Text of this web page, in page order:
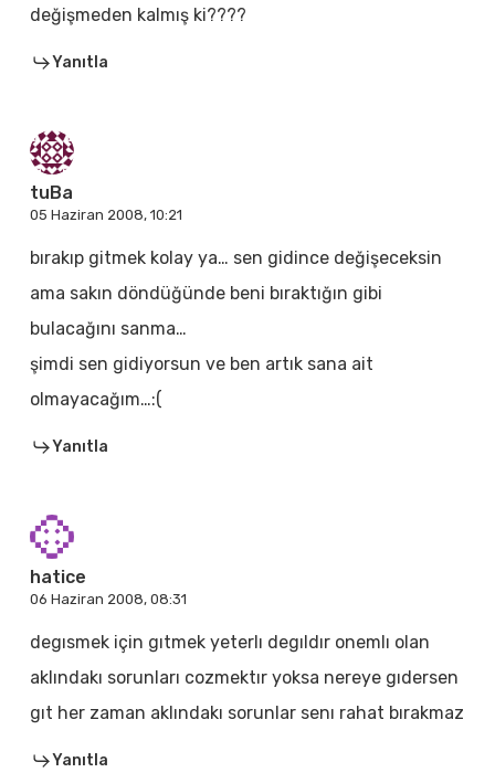
değişmeden kalmış ki????
Yanıtla
tuBa
05 Haziran 2008, 10:21
bırakıp gitmek kolay ya… sen gidince değişeceksin
ama sakın döndüğünde beni bıraktığın gibi
bulacağını sanma…
şimdi sen gidiyorsun ve ben artık sana ait
olmayacağım…:(
Yanıtla
hatice
06 Haziran 2008, 08:31
degısmek için gıtmek yeterlı degıldır onemlı olan
aklındakı sorunları cozmektır yoksa nereye gıdersen
gıt her zaman aklındakı sorunlar senı rahat bırakmaz
Yanıtla